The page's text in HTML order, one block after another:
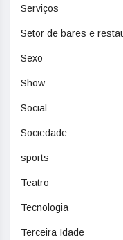
Serviços
Setor de bares e
Sexo
Show
Social
Sociedade
sports
Teatro
Tecnologia
Terceira Idade